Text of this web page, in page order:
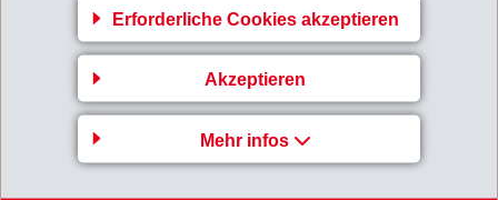
Erforderliche Cookies akzeptieren
Akzeptieren
Mehr infos
Gemeindepräsident von Bregaglia. Auch für die
Lernenden ist es etwas Besonderes, sich gemeinnützig
zu betätigen und sich selber und das Bergell besser
kennen zu lernen. Die Woche ist nicht nur reich an
Anstrengung und strenger Arbeit, es gibt auch viele